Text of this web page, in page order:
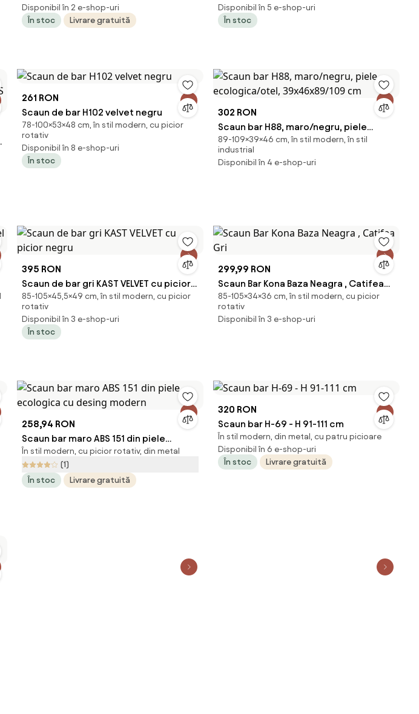
Disponibil în 2 e-shop-uri
În stoc
Livrare gratuită
Disponibil în 5 e-shop-uri
În stoc
261 RON
Scaun de bar H102 velvet negru
78-100×53×48 cm, în stil modern, cu picior
rotativ
Disponibil în 8 e-shop-uri
În stoc
302 RON
Scaun bar H88, maro/negru, piele
ecologica/otel, 39x46x89/109 cm
89-109×39×46 cm, în stil modern, în stil
industrial
Disponibil în 4 e-shop-uri
395 RON
Scaun de bar gri KAST VELVET cu picior
negru
85-105×45,5×49 cm, în stil modern, cu picior
rotativ
Disponibil în 3 e-shop-uri
În stoc
299,99 RON
Scaun Bar Kona Baza Neagra , Catifea
Gri
85-105×34×36 cm, în stil modern, cu picior
rotativ
Disponibil în 3 e-shop-uri
258,94 RON
Scaun bar maro ABS 151 din piele
ecologica cu desing modern
În stil modern, cu picior rotativ, din metal
(1)
În stoc
Livrare gratuită
320 RON
Scaun bar H-69 - H 91-111 cm
În stil modern, din metal, cu patru picioare
Disponibil în 6 e-shop-uri
În stoc
Livrare gratuită